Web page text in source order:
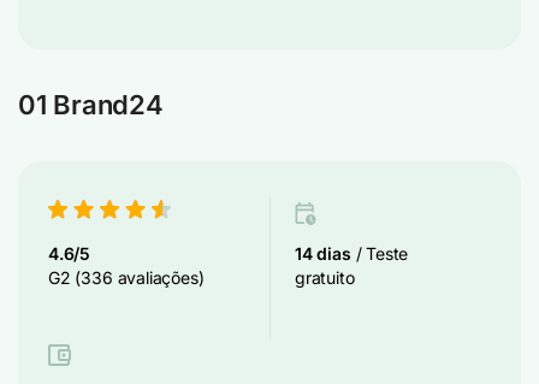
01 Brand24
4.6/5
G2 (336 avaliações)
14 dias / Teste
gratuito